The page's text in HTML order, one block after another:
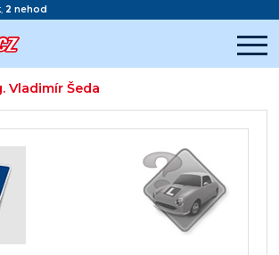
, 2 nehod
Vladimír Šeda
reklamy
reklamy